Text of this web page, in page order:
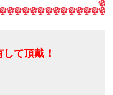
て頂戴！